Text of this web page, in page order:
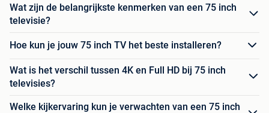
Wat zijn de belangrijkste kenmerken van een 75 inch
televisie?
Hoe kun je jouw 75 inch TV het beste installeren?
Wat is het verschil tussen 4K en Full HD bij 75 inch
televisies?
Welke kijkervaring kun je verwachten van een 75 inch